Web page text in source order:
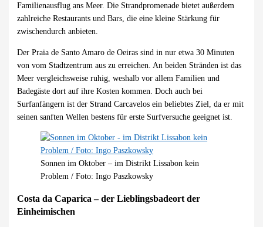
Familienausflug ans Meer. Die Strandpromenade bietet außerdem
zahlreiche Restaurants und Bars, die eine kleine Stärkung für
zwischendurch anbieten.
Der Praia de Santo Amaro de Oeiras sind in nur etwa 30 Minuten
von vom Stadtzentrum aus zu erreichen. An beiden Stränden ist das
Meer vergleichsweise ruhig, weshalb vor allem Familien und
Badegäste dort auf ihre Kosten kommen. Doch auch bei
Surfanfängern ist der Strand Carcavelos ein beliebtes Ziel, da er mit
seinen sanften Wellen bestens für erste Surfversuche geeignet ist.
Sonnen im Oktober – im Distrikt Lissabon kein
Problem / Foto: Ingo Paszkowsky
Costa da Caparica – der Lieblingsbadeort der
Einheimischen